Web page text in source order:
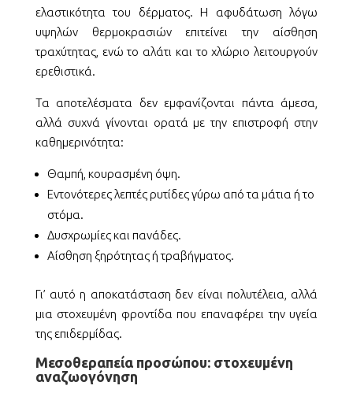
ελαστικότητα του δέρματος.
Η αφυδάτωση λόγω
υψηλών θερμοκρασιών επιτείνει την αίσθηση
τραχύτητας, ενώ το αλάτι και το χλώριο λειτουργούν
ερεθιστικά.
Τα αποτελέσματα δεν εμφανίζονται πάντα άμεσα,
αλλά συχνά γίνονται ορατά με την επιστροφή στην
καθημερινότητα:
Θαμπή, κουρασμένη όψη.
Εντονότερες λεπτές ρυτίδες γύρω από τα μάτια ή το
στόμα.
Δυσχρωμίες και πανάδες.
Αίσθηση ξηρότητας ή τραβήγματος.
Γι’ αυτό η αποκατάσταση δεν είναι πολυτέλεια, αλλά
μια στοχευμένη φροντίδα που επαναφέρει την υγεία
της επιδερμίδας.
Μεσοθεραπεία προσώπου: στοχευμένη
αναζωογόνηση